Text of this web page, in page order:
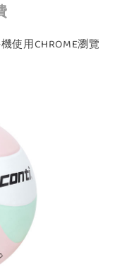
使用CHROME瀏覽